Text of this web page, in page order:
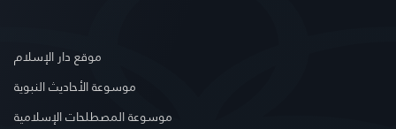
موقع دار الإسلام
موسوعة الأحاديث النبوية
موسوعة المصطلحات الإسلامية